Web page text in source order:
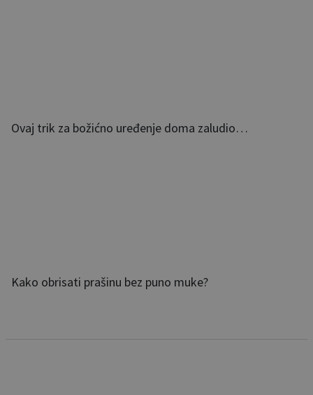
Ovaj trik za božićno uređenje doma zaludio…
Kako obrisati prašinu bez puno muke?